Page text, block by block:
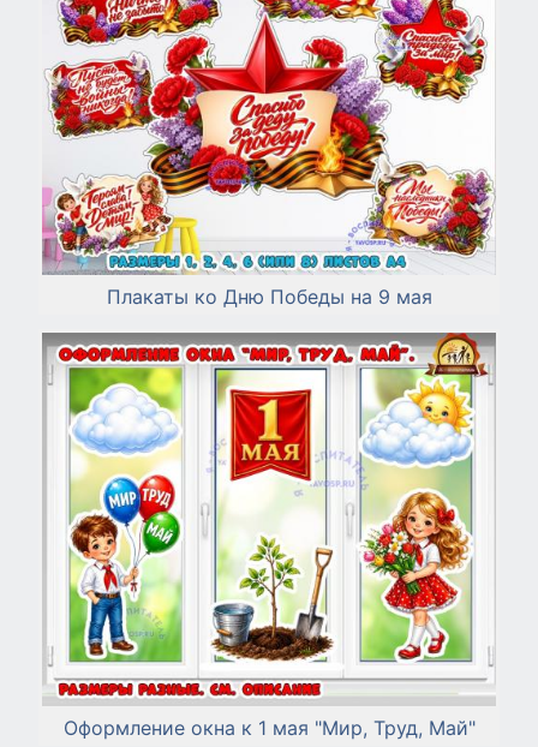
Плакаты ко Дню Победы на 9 мая
Оформление окна к 1 мая "Мир, Труд, Май"